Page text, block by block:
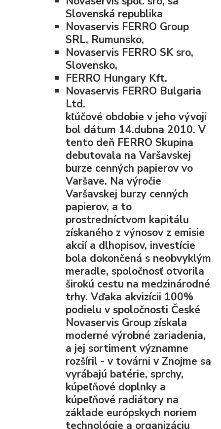
Slovenská republika
Novaservis FERRO Group
SRL, Rumunsko,
Novaservis FERRO SK sro,
Slovensko,
FERRO Hungary Kft.
Novaservis FERRO Bulgaria
Ltd.
kľúčové obdobie v jeho vývoji
bol dátum 14.dubna 2010. V
tento deň FERRO Skupina
debutovala na Varšavskej
burze cenných papierov vo
Varšave. Na výročie
Varšavskej burzy cenných
papierov, a to
prostredníctvom kapitálu
získaného z výnosov z emisie
akcií a dlhopisov, investície
bola dokončená s neobvyklým
meradle, spoločnosť otvorila
širokú cestu na medzinárodné
trhy. Vďaka akvizícii 100%
podielu v spoločnosti České
Novaservis Group získala
moderné výrobné zariadenia,
a jej sortiment významne
rozšíril - v továrni v Znojme sa
vyrábajú batérie, sprchy,
kúpeľňové doplnky a
kúpeľňové radiátory na
základe európskych noriem
technológie a organizáciu